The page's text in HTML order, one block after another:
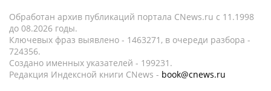
Обработан архив публикаций портала CNews.ru c 11.1998
до 08.2026 годы.
Ключевых фраз выявлено - 1463271, в очереди разбора -
724356.
Создано именных указателей - 199231.
Редакция Индексной книги CNews - book@cnews.ru